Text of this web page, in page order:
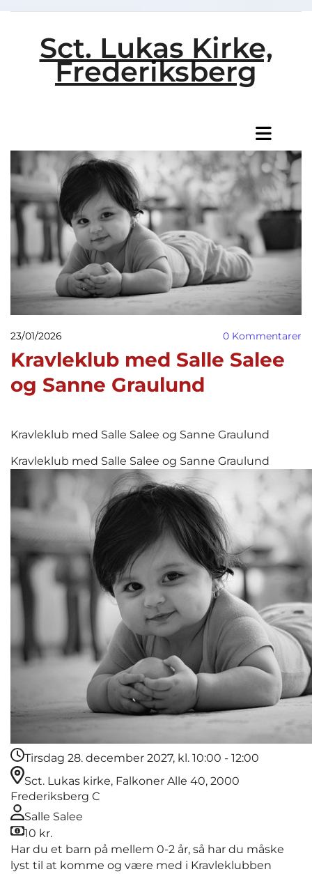
Sct. Lukas Kirke,
Frederiksberg
23/01/2026 0 Kommentarer
Kravleklub med Salle Salee
og Sanne Graulund
Kravleklub med Salle Salee og Sanne Graulund
Kravleklub med Salle Salee og Sanne Graulund
Tirsdag 28. december 2027, kl. 10:00 - 12:00
Sct. Lukas kirke, Falkoner Alle 40, 2000
Frederiksberg C
Salle Salee
10 kr.
Har du et barn på mellem 0-2 år, så har du måske
lyst til at komme og være med i Kravleklubben